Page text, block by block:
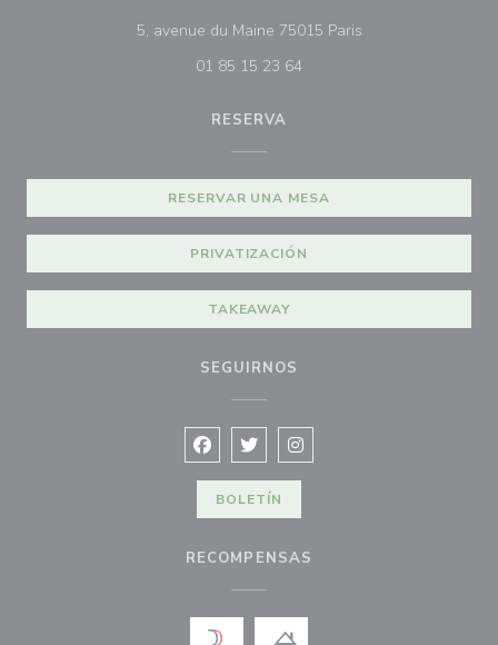
5, avenue du Maine 75015 Paris((abre en una
01 85 15 23 64
RESERVA
RESERVAR UNA MESA
PRIVATIZACIÓN
TAKEAWAY
SEGUIRNOS
Facebook ((abre en una nueva
Twitter ((abre en una nueva
Instagram ((abre en una
BOLETÍN
RECOMPENSAS